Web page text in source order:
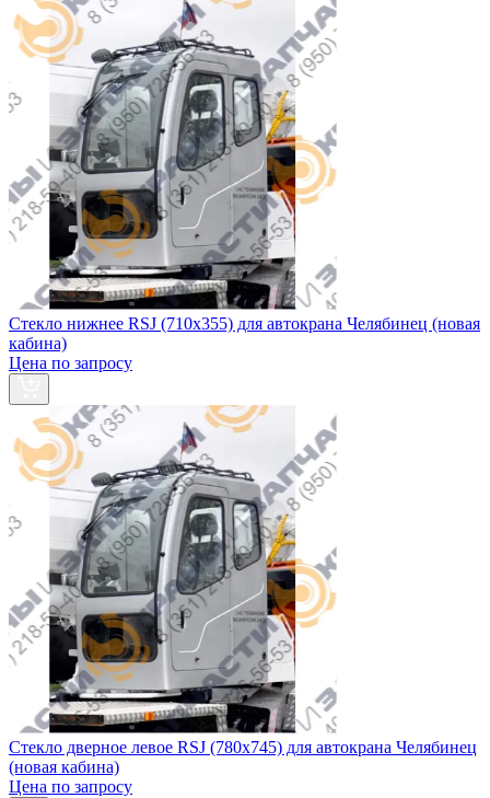
Стекло нижнее RSJ (710х355) для автокрана Челябинец (новая
кабина)
Цена по запросу
Стекло дверное левое RSJ (780х745) для автокрана Челябинец
(новая кабина)
Цена по запросу